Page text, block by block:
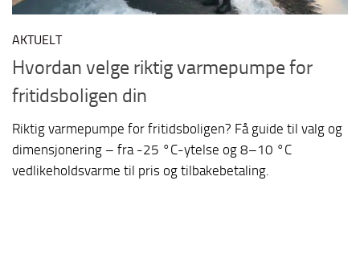
AKTUELT
Hvordan velge riktig varmepumpe for
fritidsboligen din
Riktig varmepumpe for fritidsboligen? Få guide til valg og
dimensjonering – fra -25 °C-ytelse og 8–10 °C
vedlikeholdsvarme til pris og tilbakebetaling.